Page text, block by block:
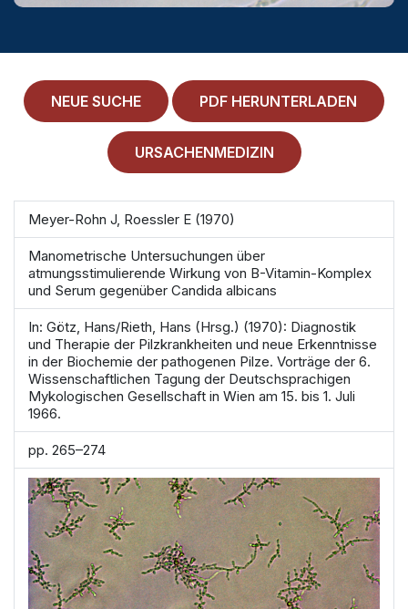
MEDICAL HISTORY
IMPRESSUM
ALLGEMEINE GESCHÄFTSBEDINGUNGEN
NORMAMED SERVICE
In den Ministergärten 1,
10117 Berlin
49 30 212 34 36 300
service@normamed.com
NEUE SUCHE PDF HERUNTERLADEN
URSACHENMEDIZIN
Meyer-Rohn J, Roessler E (1970)
Manometrische Untersuchungen über
atmungsstimulierende Wirkung von B-Vitamin-Komplex
und Serum gegenüber Candida albicans
In: Götz, Hans/Rieth, Hans (Hrsg.) (1970): Diagnostik
und Therapie der Pilzkrankheiten und neue Erkenntnisse
in der Biochemie der pathogenen Pilze. Vorträge der 6.
Wissenschaftlichen Tagung der Deutschsprachigen
Mykologischen Gesellschaft in Wien am 15. bis 1. Juli
1966.
pp. 265–274